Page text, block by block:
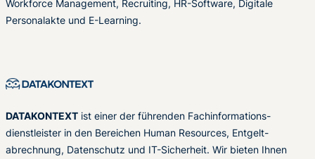
Workforce Management, Recruiting, HR-Software, Digitale
Personalakte und E-Learning.
DATAKONTEXT ist einer der führenden Fachinformations-
dienstleister in den Bereichen Human Resources, Entgelt-
abrechnung, Datenschutz und IT-Sicherheit. Wir bieten Ihnen